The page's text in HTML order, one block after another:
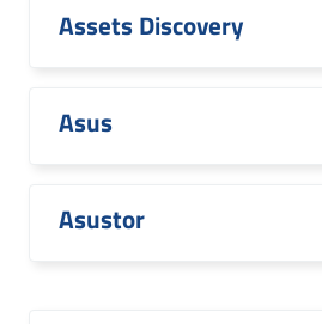
Assets Discovery
Asus
Asustor